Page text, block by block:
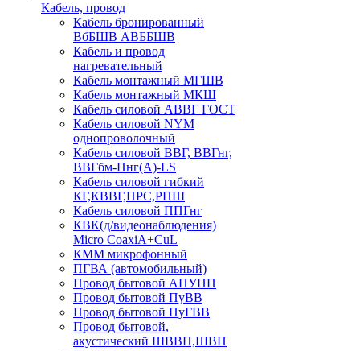
Кабель, провод
Кабель бронированный
ВбБШВ АВББШВ
Кабель и провод
нагревательный
Кабель монтажный МГШВ
Кабель монтажный МКШ
Кабель силовой АВВГ ГОСТ
Кабель силовой NYM
однопроволочный
Кабель силовой ВВГ, ВВГнг,
ВВГбм-Пнг(А)-LS
Кабель силовой гибкий
КГ,КВВГ,ПРС,РПШ
Кабель силовой ППГнг
КВК(д/видеонаблюдения)
Micro CoaxiA+CuL
КММ микрофонный
ПГВА (автомобильный)
Провод бытовой АПУНП
Провод бытовой ПуВВ
Провод бытовой ПуГВВ
Провод бытовой,
акустический ШВВП,ШВП